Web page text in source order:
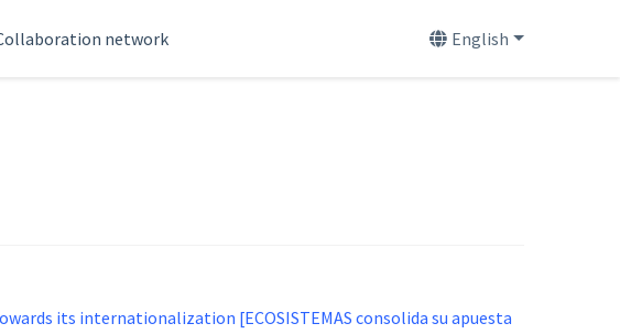
network English
its internationalization [ECOSISTEMAS consolida su apuesta